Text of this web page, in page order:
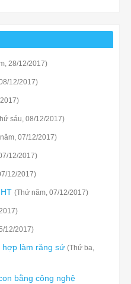
28/12/2017)
12/2017)
sáu, 08/12/2017)
07/12/2017)
12/2017)
12/2017)
(Thứ năm, 07/12/2017)
12/2017)
làm răng sứ (Thứ ba,
bằng công nghệ